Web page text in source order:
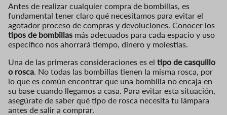
Antes de realizar cualquier compra de bombillas, es
fundamental tener claro qué necesitamos para evitar el
agotador proceso de compras y devoluciones. Conocer los
tipos de bombillas más adecuados para cada espacio y uso
específico nos ahorrará tiempo, dinero y molestias.
Una de las primeras consideraciones es el tipo de casquillo
o rosca . No todas las bombillas tienen la misma rosca, por
lo que es común encontrar que una bombilla no encaja en
su base cuando llegamos a casa. Para evitar esta situación,
asegúrate de saber qué tipo de rosca necesita tu lámpara
antes de salir a comprar.